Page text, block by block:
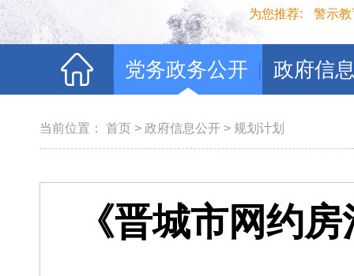
为您推荐: 警示教
党务政务公开 政府信
当前位置： 首页 > 政府信息公开 > 规划计划
《晋城市网约